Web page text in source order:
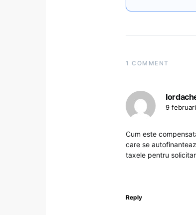
1 COMMENT
9
Cum este
care se
taxele pentru
Reply